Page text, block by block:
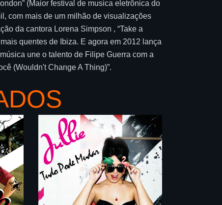
(Maior festival de musica eletrônica do
com mais de um milhão de visualizações
da cantora Lorena Simpson , “Take a
quentes de Ibiza. E agora em 2012 lança
une o talento de Filipe Guerra com a
(Wouldn't Change A Thing)”.